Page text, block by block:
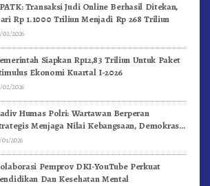
Transaksi Judi Online Berhasil Ditekan,
Rp 1.1000 Triliun Menjadi Rp 268 Triliun
02/2026
Siapkan Rp12,83 Triliun Untuk Paket
Ekonomi Kuartal I-2026
02/2026
Humas Polri: Wartawan Berperan
Menjaga Nilai Kebangsaan, Demokrasi,
NKRI
01/2026
Pemprov DKI-YouTube Perkuat
Dan Kesehatan Mental